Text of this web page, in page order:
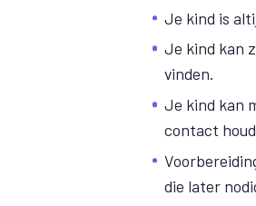
Je kind is
Je kind kan
vinden.
Je kind kan
contact
die later